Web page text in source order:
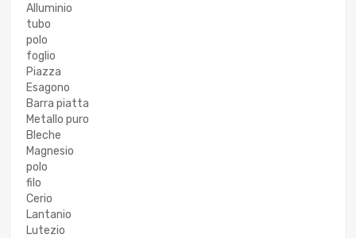
Alluminio
tubo
polo
foglio
Piazza
Esagono
Barra piatta
Metallo puro
Bleche
Magnesio
polo
filo
Cerio
Lantanio
Lutezio